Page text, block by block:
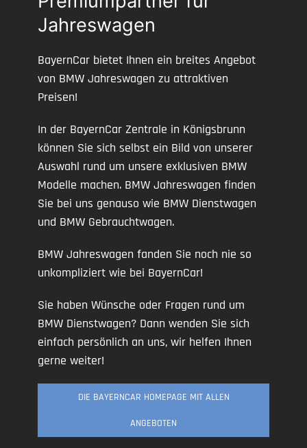
Jahreswagen
BayernCar bietet Ihnen ein breites Angebot
von BMW Jahreswagen zu attraktiven
Preisen!
In der BayernCar Zentrale in Königsbrunn
können Sie sich selbst ein Bild von unserer
Auswahl rund um unsere exklusiven BMW
Modelle machen. BMW Jahreswagen finden
Sie bei uns genauso wie BMW Dienstwagen
und BMW Gebrauchtwagen.
BMW Jahreswagen fanden Sie noch nie so
unkompliziert wie bei BayernCar!
Sie haben Wünsche oder Fragen rund um
BMW Dienstwagen? Dann wenden Sie sich
einfach persönlich an uns, wir helfen Ihnen
gerne weiter!
DIE BAYERNCAR HOMEPAGE MIT ALLEN
ANGEBOTEN